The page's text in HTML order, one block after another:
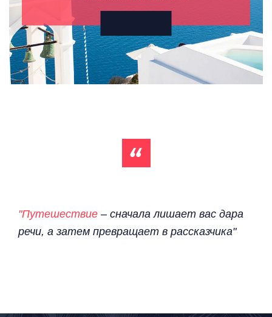
"Путешествие – сначала лишает вас дара
речи, а затем превращает в рассказчика"